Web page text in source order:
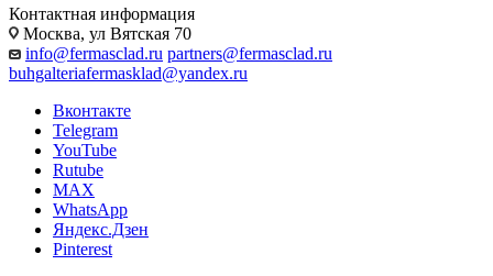
Контактная информация
Москва, ул Вятская 70
info@fermasclad.ru partners@fermasclad.ru
buhgalteriafermasklad@yandex.ru
Вконтакте
Telegram
YouTube
Rutube
MAX
WhatsApp
Яндекс.Дзен
Pinterest